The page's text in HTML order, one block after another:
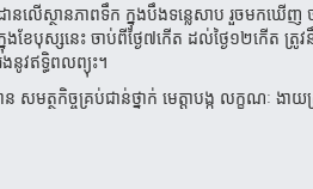
នលើស្ថានភាពទឹក ក្នុងបឹងទន្លេសាប រួចមកឃើញ
ងខែបុស្សនេះ ចាប់ពីថ្ងៃ៧កើត ដល់ថ្ងៃ១២កើត ត្
នូវឥទ្ធិពលព្យុះ។
មត្ថកិច្ចគ្រប់ជាន់ថ្នាក់ មេត្តាបង្ក លក្ខណៈ